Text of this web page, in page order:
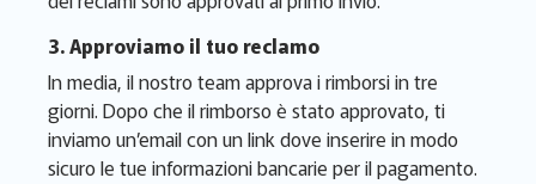
3. Approviamo il tuo reclamo
In media, il nostro team approva i rimborsi in tre
giorni. Dopo che il rimborso è stato approvato, ti
inviamo un’email con un link dove inserire in modo
sicuro le tue informazioni bancarie per il pagamento.